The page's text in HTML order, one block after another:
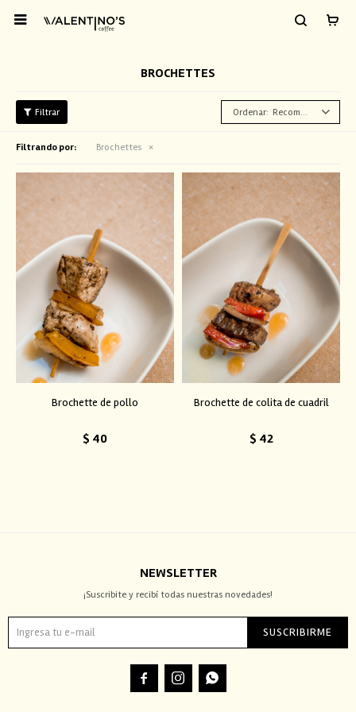

BROCHETTES
Recomendados
Filtrando por: Brochettes
Brochette de pollo
$ 40
Brochette de colita de cuadril
$ 42
NEWSLETTER
¡Suscribite y recibí todas nuestras novedades!
SUSCRIBIRME
  